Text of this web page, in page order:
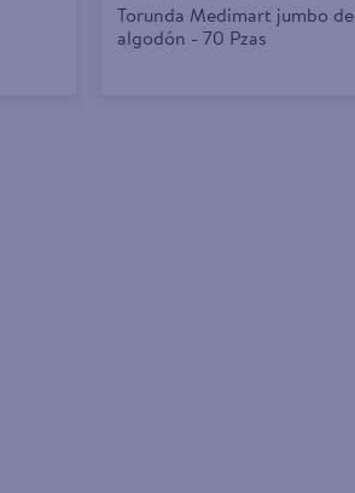
Torunda Medimart jumbo de
algodón - 70 Pzas